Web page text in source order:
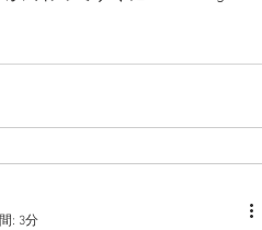
: 3分